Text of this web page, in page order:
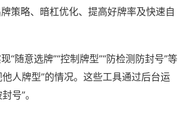
策略、暗杠优化、提高好牌率及快速自
随意选牌”“控制牌型”“防检测防封号”等
人牌型”的情况。这些工具通过后台运
号”。